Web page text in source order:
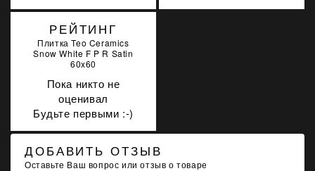
РЕЙТИНГ
Плитка Teo Ceramics
Snow White F P R Satin
60x60
Пока никто не
оценивал
Будьте первыми :-)
ДОБАВИТЬ ОТЗЫВ
Оставьте Ваш вопрос или отзыв о товаре